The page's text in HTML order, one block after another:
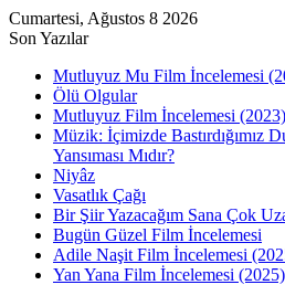
Cumartesi, Ağustos 8 2026
Son Yazılar
Mutluyuz Mu Film İncelemesi
Ölü Olgular
Mutluyuz Film İncelemesi (2023)
Müzik: İçimizde Bastırdığımız
Yansıması Mıdır?
Niyâz
Vasatlık Çağı
Bir Şiir Yazacağım Sana Çok
Bugün Güzel Film İncelemesi
Adile Naşit Film İncelemesi
Yan Yana Film İncelemesi (2025)